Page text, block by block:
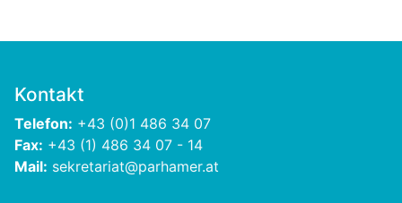
Kontakt
Telefon: +43 (0)1 486 34 07
Fax: +43 (1) 486 34 07 - 14
Mail: sekretariat@parhamer.at